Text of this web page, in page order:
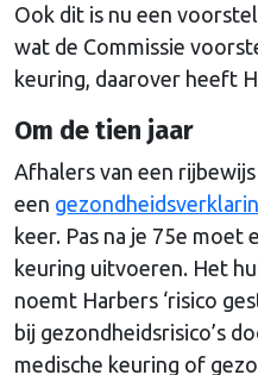
Ook dit is nu een
wat de Commissie
keuring, daarover heeft
Om de tien jaar
Afhalers van een
een
keer. Pas na je 75e moet
keuring uitvoeren. Het
noemt Harbers ‘risico
bij gezondheidsrisico’s
medische keuring of